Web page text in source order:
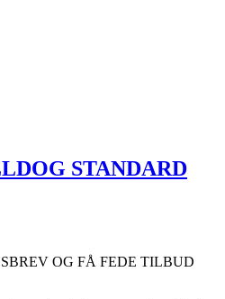
STANDARD
OG FÅ FEDE TILBUD